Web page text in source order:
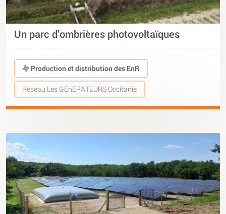
Un parc d’ombrières photovoltaïques
Production et distribution des EnR
Réseau Les GÉnÉRATEURS Occitanie